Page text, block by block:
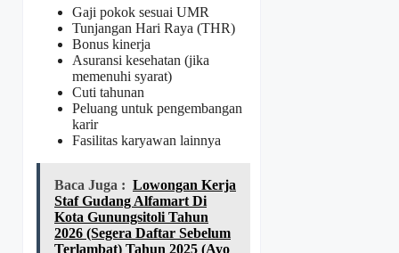
Gaji pokok sesuai UMR
Tunjangan Hari Raya (THR)
Bonus kinerja
Asuransi kesehatan (jika
memenuhi syarat)
Cuti tahunan
Peluang untuk pengembangan
karir
Fasilitas karyawan lainnya
Baca Juga : Lowongan Kerja
Staf Gudang Alfamart Di
Kota Gunungsitoli Tahun
2026 (Segera Daftar Sebelum
Terlambat) Tahun 2025 (Ayo